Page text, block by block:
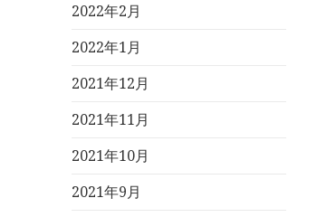
2022年2月
2022年1月
2021年12月
2021年11月
2021年10月
2021年9月